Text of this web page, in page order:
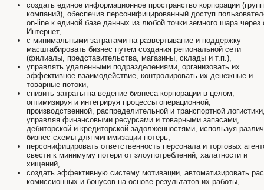
создать единое информационное пространство корпорации
компаний), обеспечив персонифицированный доступ
on-line к единой базе данных из любой точки земного шара через
Интернет,
с минимальными затратами на развертывание и поддержку
масштабировать бизнес путем создания региональной сети
(филиалы, представительства, магазины, склады и т.п.),
управлять удаленными подразделениями, организовать их
эффективное взаимодействие, контролировать их денежные и
товарные потоки,
снизить затраты на ведение бизнеса корпорации в целом,
оптимизируя и интегрируя процессы операционной,
производственной, распределительной и транспортной
управляя финансовыми ресурсами и товарными запасами,
дебиторской и кредиторской задолженностями, используя
бизнес-схемы для минимизации потерь,
персонифицировать ответственность персонала и торговых
свести к минимуму потери от злоупотреблений, халатности и
хищений,
создать эффективную систему мотивации, автоматизировать
комиссионных и бонусов на основе результатов их работы,